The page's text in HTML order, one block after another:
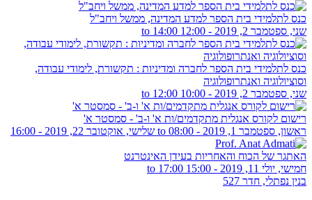
כנס לתלמידי בית הספר למדע המדינה, ממשל ויחב"ל
שני, ספטמבר 2, 2019 -
12:00
14:00
כנס לתלמידי בית הספר לחברה ומדיניות : תקשורת, לימודי עבודה,
וסוציולוגיה ואנתרופולוגיה
שני, ספטמבר 2, 2019 -
10:00
12:00
רישום לקורס אנגלית מתקדמים/ות א' ו-ב' - סמסטר א'
ראשון, ספטמבר 1, 2019 - 08:00
שלישי, אוקטובר 22, 2019 - 16:00
האתגר של הכוח והאחריות בעידן האינטרנט
חמישי, יולי 11, 2019 -
15:00
17:00
בנין נפתלי, חדר 527